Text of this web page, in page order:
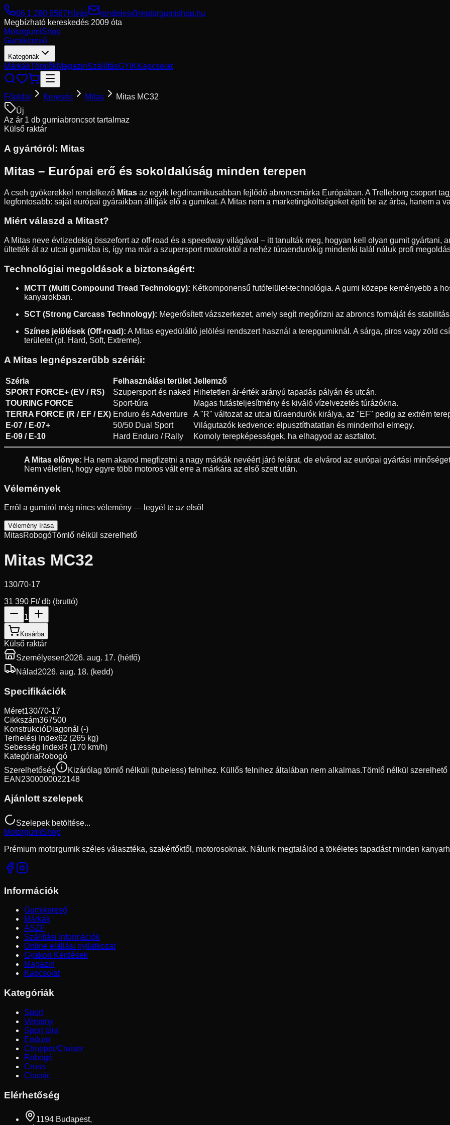
06 1 280 6567Hívás
rendeles@motorgumishop.hu
Megbízható kereskedés 2009 óta
MotorgumiShop
Gumikereső
Kategóriák
MárkákTömlőkMagazinSzállításGYIKKapcsolat
Főoldal Keresés Mitas
Mitas MC32
Új
Az ár 1 db gumiabroncsot tartalmaz
Külső raktár
A gyártóról: Mitas
Mitas – Európai erő és sokoldalúság minden terepen
A cseh gyökerekkel rendelkező Mitas az egyik legdinamikusabban fejlődő abroncsmárka Európában. A Trelleborg csoport
legfontosabb: saját európai gyáraikban állítják elő a gumikat. A Mitas nem a marketingköltségeket építi be az árba, hanem a
Miért válaszd a Mitast?
A Mitas neve évtizedekig összeforrt az off-road és a speedway világával – itt tanulták meg, hogyan kell olyan gumit gyártani,
ültették át az utcai gumikba is, így ma már a szupersport motoroktól a nehéz túraendurókig mindenki talál náluk profi
Technológiai megoldások a biztonságért:
MCTT (Multi Compound Tread Technology): Kétkomponensű futófelület-technológia. A gumi közepe keményebb a
kanyarokban.
SCT (Strong Carcass Technology): Megerősített vázszerkezet, amely segít megőrizni az abroncs formáját és
Színes jelölések (Off-road): A Mitas egyedülálló jelölési rendszert használ a terepgumiknál. A sárga, piros vagy zöld
területet (pl. Hard, Soft, Extreme).
A Mitas legnépszerűbb szériái:
Széria Felhasználási terület Jellemző
SPORT FORCE+ (EV / RS)
Szupersport és naked Hihetetlen ár-érték arányú tapadás pályán és utcán.
TOURING FORCE
Sport-túra
Magas futásteljesítmény és kiváló vízelvezetés túrázókna.
TERRA FORCE (R / EF / EX) Enduro és Adventure
A "R" változat az utcai túraendurók királya, az "EF" pedig az extrém
E-07 / E-07+
50/50 Dual Sport
Világutazók kedvence: elpusztíthatatlan és mindenhol elmegy.
E-09 / E-10
Hard Enduro / Rally Komoly terepképességek, ha elhagyod az aszfaltot.
A Mitas előnye: Ha nem akarod megfizetni a nagy márkák nevéért járó felárat, de elvárod az európai gyártási
Nem véletlen, hogy egyre több motoros vált erre a márkára az első szett után.
Vélemények
Erről a gumiról még nincs vélemény — legyél te az első!
Vélemény írása
MitasRobogóTömlő nélkül szerelhető
Mitas MC32
130/70-17
31 390 Ft/ db (bruttó)
1
Kosárba
Külső raktár
Személyesen2026. aug. 17. (hétfő)
Nálad2026. aug. 18. (kedd)
Specifikációk
Méret130/70-17
Cikkszám367500
KonstrukcióDiagonál (-)
Terhelési Index62 (265 kg)
Sebesség IndexR (170 km/h)
KategóriaRobogó
Szerelhetőség
Kizárólag tömlő nélküli (tubeless) felnihez. Küllős felnihez általában nem alkalmas.Tömlő nélkül szerelhető
EAN 2300000022148
Ajánlott szelepek
Szelepek betöltése...
MotorgumiShop
Prémium motorgumik széles választéka, szakértőktől, motorosoknak. Nálunk megtalálod a tökéletes tapadást minden
Információk
Gumikereső
Márkák
ÁSZF
Szállítási Információk
Online elállási nyilatkozat
Gyakori Kérdések
Magazin
Kapcsolat
Kategóriák
Sport
Verseny
Sport túra
Enduro
Chopper/Cruiser
Robogó
Cross
Classic
Elérhetőség
1194 Budapest,